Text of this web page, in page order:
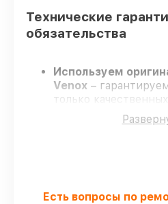
Технические
обязательства
Используем
Venox –
только
проходят
тепловизора Venox
сроки.
Есть вопросы по